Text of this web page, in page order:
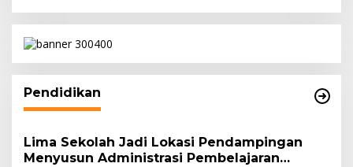
Pendidikan
Lima Sekolah Jadi Lokasi Pendampingan
Menyusun Administrasi Pembelajaran